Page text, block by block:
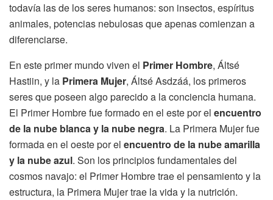
todavía las de los seres humanos: son insectos, espíritus
animales, potencias nebulosas que apenas comienzan a
diferenciarse.
En este primer mundo viven el Primer Hombre, Áltsé
Hastiin, y la Primera Mujer, Áltsé Asdzáá, los primeros
seres que poseen algo parecido a la conciencia humana.
El Primer Hombre fue formado en el este por el encuentro
de la nube blanca y la nube negra. La Primera Mujer fue
formada en el oeste por el encuentro de la nube amarilla
y la nube azul. Son los principios fundamentales del
cosmos navajo: el Primer Hombre trae el pensamiento y la
estructura, la Primera Mujer trae la vida y la nutrición.